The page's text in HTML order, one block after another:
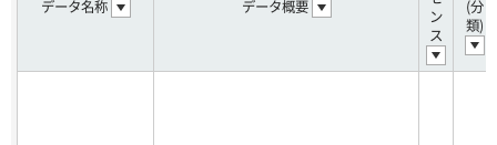
データ名称 データ概要
ン
ス
(分
類)